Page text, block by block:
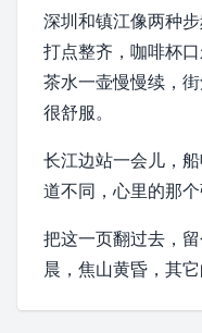
深圳和镇江像两种
打点整齐，咖啡杯
茶水一壶慢慢续，
很舒服。
长江边站一会儿，
道不同，心里的那个
把这一页翻过去，
晨，焦山黄昏，其它